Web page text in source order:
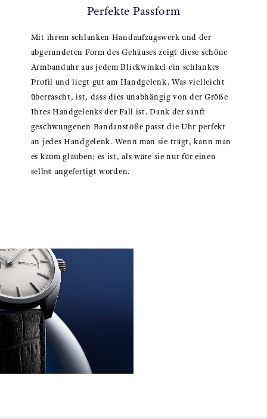
Perfekte Passform
Mit ihrem schlanken Handaufzugswerk und der
abgerundeten Form des Gehäuses zeigt diese schöne
Armbanduhr aus jedem Blickwinkel ein schlankes
Profil und liegt gut am Handgelenk. Was vielleicht
überrascht, ist, dass dies unabhängig von der Größe
Ihres Handgelenks der Fall ist. Dank der sanft
geschwungenen Bandanstöße passt die Uhr perfekt
an jedes Handgelenk. Wenn man sie trägt, kann man
es kaum glauben; es ist, als wäre sie nur für einen
selbst angefertigt worden.